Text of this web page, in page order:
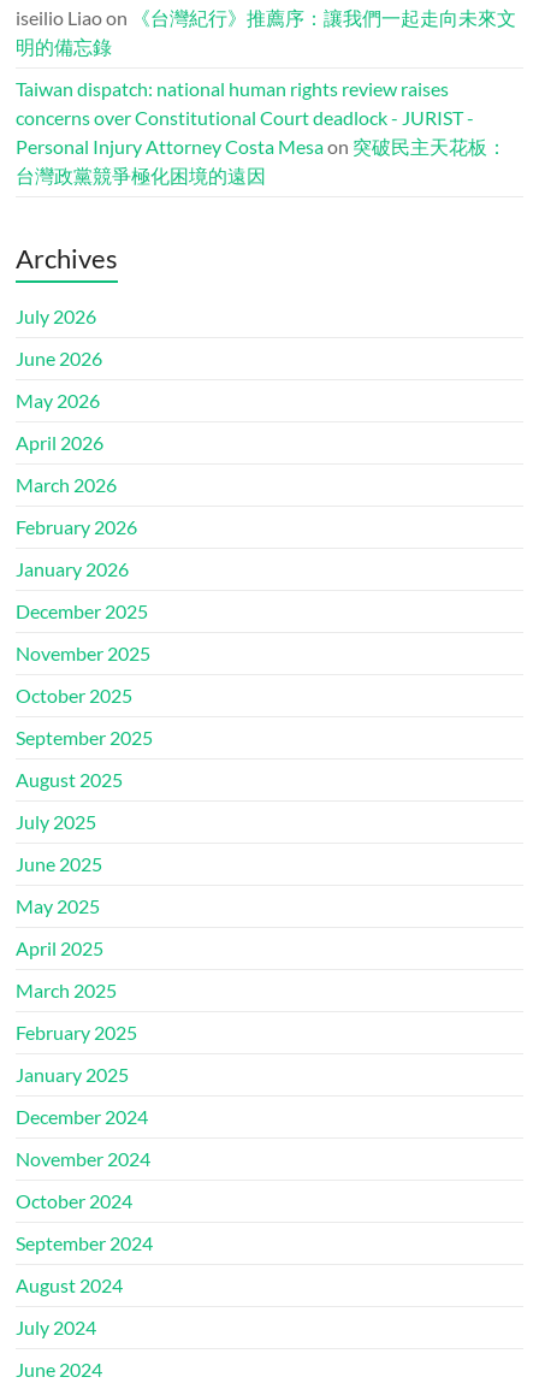
iseilio Liaoon
《台灣紀行》推薦序：讓我們一起走向未來文
明的備忘錄
Taiwan dispatch: national human rights review raises
concerns over Constitutional Court deadlock - JURIST -
Personal Injury Attorney Costa Mesaon 突破民主天花板：
台灣政黨競爭極化困境的遠因
Archives
July 2026
June 2026
May 2026
April 2026
March 2026
February 2026
January 2026
December 2025
November 2025
October 2025
September 2025
August 2025
July 2025
June 2025
May 2025
April 2025
March 2025
February 2025
January 2025
December 2024
November 2024
October 2024
September 2024
August 2024
July 2024
June 2024